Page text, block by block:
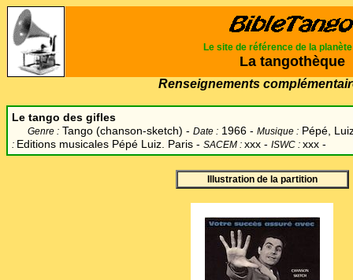
Le site de référence de la planète
La tangothèque
Renseignements
Le tango des gifles
Genre : Tango (chanson-sketch) - Date : 1966 - Musique : Pépé,
: Editions musicales Pépé Luiz. Paris - SACEM : xxx - ISWC : xxx -
Illustration de la partition